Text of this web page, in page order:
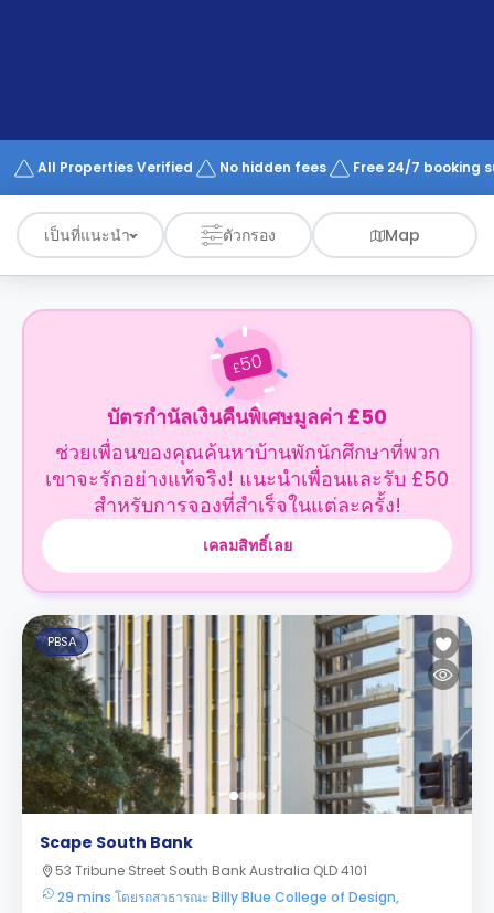
Works
All Properties Verified No hidden fees Free 24/7 booking
เป็นที่แนะนำ ตัวกรอง Map
£50
บัตรกำนัลเงินคืนพิเศษมูลค่า £50
ช่วยเพื่อนของคุณค้นหาบ้านพักนักศึกษาที่พวก
เขาจะรักอย่างแท้จริง! แนะนำเพื่อนและรับ £50
สำหรับการจองที่สำเร็จในแต่ละครั้ง!
เคลมสิทธิ์เลย
PBSA
Scape South Bank
53 Tribune Street South Bank Australia QLD 4101
29 mins โดยรถสาธารณะ Billy Blue College of Design,